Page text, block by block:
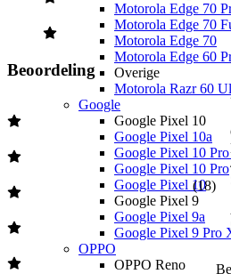
Motorola Edge 70
Motorola Edge 70
Motorola Edge 70
Motorola Edge 60
Overige
Motorola Razr 60
Google
Google Pixel 10
Google Pixel 10a
Google Pixel 10
Google Pixel 10 Pro
Google Pixel 10
Google Pixel 9
Google Pixel 9a
Google Pixel 9 Pro
OPPO
OPPO Reno
Beoordeling
(18)